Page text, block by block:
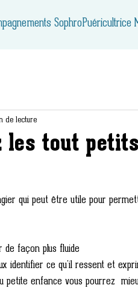
SophroPuéricultrice
les tout
de lecture
qui peut être utile pour
de façon plus fluide
identifier ce qu'il ressent et
petite enfance vous pourrez